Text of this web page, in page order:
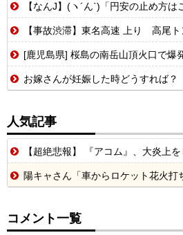
【なんJ】(ヽ´ん`)「円安の止め方は
【事故渋滞】東名高速 上り 高尾トンネル付近で横転事故💥 追越車線規制
[鹿児島県] 桜島の南岳山頂火口で爆発 噴煙は約2200m
お嫁さんが妊娠した時どうすれば？
人気記事
【超絶悲報】 『アコム』、大炎上
陽キャさん「車からロケット花火打ち上げたろｗｗｗ」 →
コメント一覧